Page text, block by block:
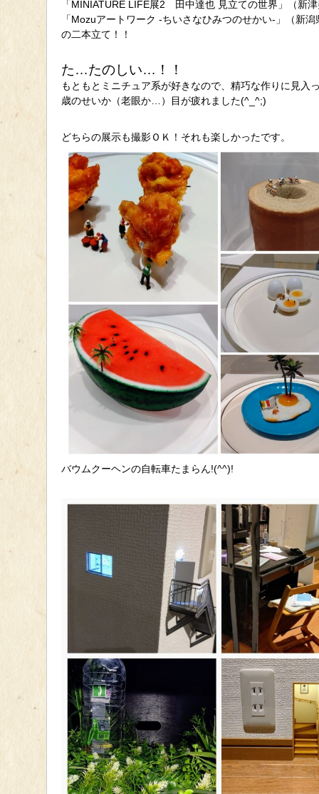
「MINIATURE LIFE展2 田中達也 見立ての世界」（新
「Mozuアートワーク -ちいさなひみつのせかい-」（新
の二本立て！！
た…たのしい…！！
もともとミニチュア系が好きなので、精巧な作りに見入
歳のせいか（老眼か…）目が疲れました(^_^;)
どちらの展示も撮影ＯＫ！それも楽しかったです。
バウムクーヘンの自転車たまらん!(^^)!